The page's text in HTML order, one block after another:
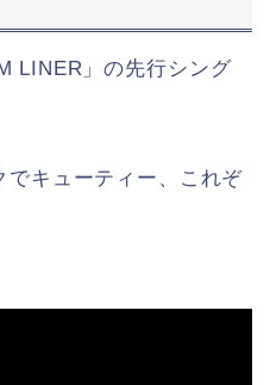
LINER」の先行シング
でキューティー、これぞ